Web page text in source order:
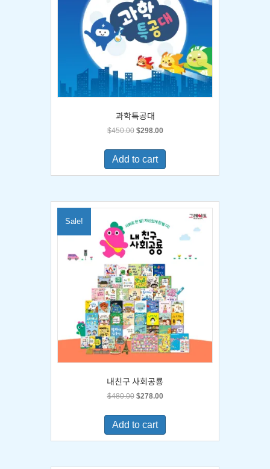
과학특공대
$450.00 Original
was:
$450.00.
$298.00Current
is:
Add to cart
Sale!
내친구 사회공룡
$480.00 Original
was:
$480.00.
$278.00Current
is:
Add to cart